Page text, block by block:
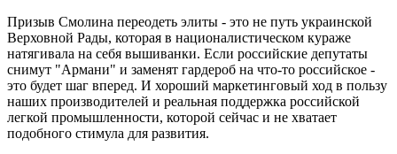
Призыв Смолина переодеть элиты - это не путь украинской
Верховной Рады, которая в националистическом кураже
натягивала на себя вышиванки. Если российские депутаты
снимут "Армани" и заменят гардероб на что-то российское -
это будет шаг вперед. И хороший маркетинговый ход в пользу
наших производителей и реальная поддержка российской
легкой промышленности, которой сейчас и не хватает
подобного стимула для развития.